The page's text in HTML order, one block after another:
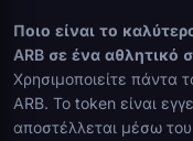
Ποιο είναι το
ARB σε ένα αθλητικό
Χρησιμοποιείτε πάντα
ARB. Το token είναι
αποστέλλεται μέσω